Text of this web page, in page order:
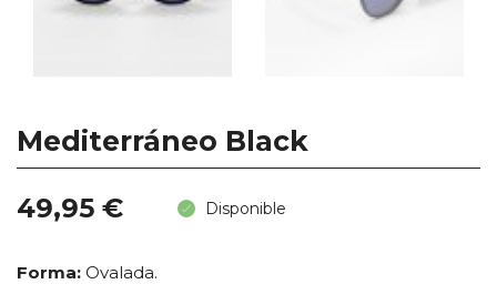
Mediterráneo Black
49,95 € Disponible
Forma: Ovalada.